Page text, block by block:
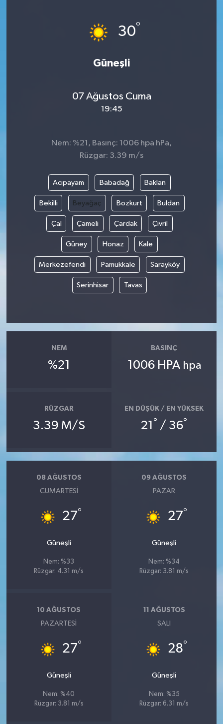
30°
Güneşli
07 Ağustos Cuma
19:45
Nem: %21, Basınç: 1006 hpa hPa,
Rüzgar: 3.39 m/s
Acıpayam Babadağ Baklan
Bekilli Beyağaç Bozkurt Buldan
Çal Çameli Çardak Çivril
Güney Honaz Kale
Merkezefendi Pamukkale Sarayköy
Serinhisar Tavas
NEM
%21
BASINÇ
1006 HPA hpa
RÜZGAR
3.39 M/S
EN DÜŞÜK / EN YÜKSEK
21 ° / 36°
08 AĞUSTOS
CUMARTESI
27°
Güneşli
Nem: %33
Rüzgar: 4.31 m/s
09 AĞUSTOS
PAZAR
27°
Güneşli
Nem: %34
Rüzgar: 3.81 m/s
10 AĞUSTOS
PAZARTESI
27°
Güneşli
Nem: %40
Rüzgar: 3.81 m/s
11 AĞUSTOS
SALI
28°
Güneşli
Nem: %35
Rüzgar: 6.31 m/s
Yüksek İstişare Kurulu